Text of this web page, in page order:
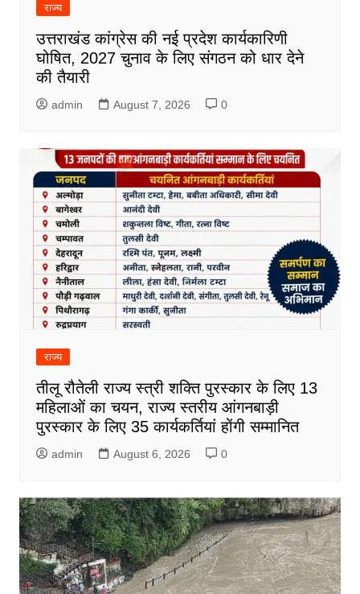
राज्य
उत्तराखंड कांग्रेस की नई प्रदेश कार्यकारिणी
घोषित, 2027 चुनाव के लिए संगठन को धार देने
की तैयारी
admin August 7, 2026 0
राज्य
तीलू रौतेली राज्य स्त्री शक्ति पुरस्कार के लिए 13
महिलाओं का चयन, राज्य स्तरीय आंगनबाड़ी
पुरस्कार के लिए 35 कार्यकर्तियां होंगी सम्मानित
admin August 6, 2026 0